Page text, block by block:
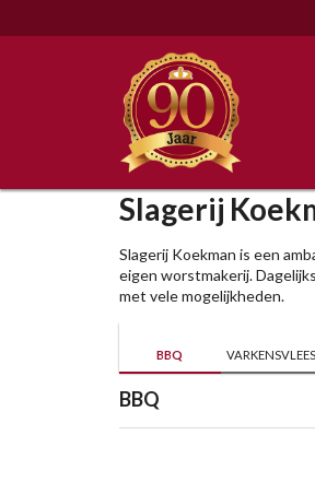
Slagerij
Slagerij Koekman is een
eigen worstmakerij.
met vele mogelijkheden.
BBQ VARKENSVLEES
BBQ